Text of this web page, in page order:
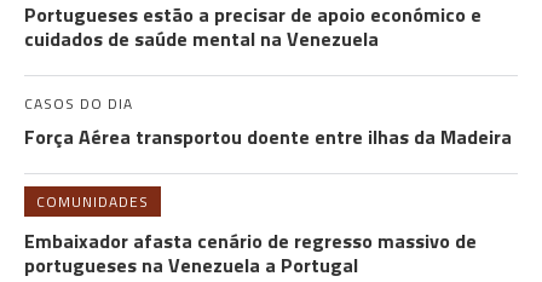
Portugueses estão a precisar de apoio económico e
cuidados de saúde mental na Venezuela
CASOS DO DIA
Força Aérea transportou doente entre ilhas da Madeira
COMUNIDADES
Embaixador afasta cenário de regresso massivo de
portugueses na Venezuela a Portugal